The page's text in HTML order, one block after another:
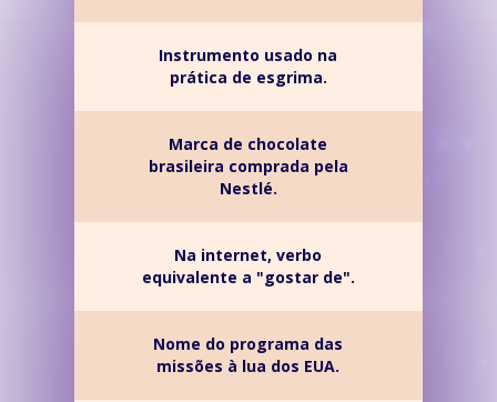
Instrumento usado na
prática de esgrima.
Marca de chocolate
brasileira comprada pela
Nestlé.
Na internet, verbo
equivalente a "gostar de".
Nome do programa das
missões à lua dos EUA.